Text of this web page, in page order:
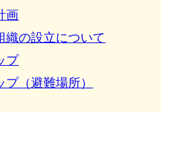
画
織の設立について
プ
（避難場所）